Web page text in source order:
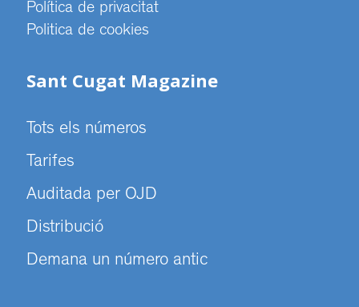
Política de privacitat
Politica de cookies
Sant Cugat Magazine
Tots els números
Tarifes
Auditada per OJD
Distribució
Demana un número antic